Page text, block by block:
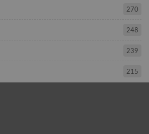
270
248
239
215